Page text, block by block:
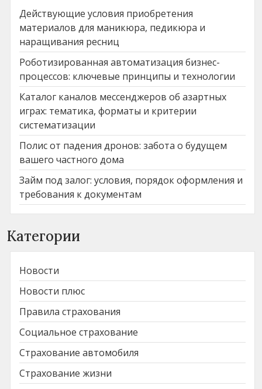
Действующие условия приобретения
материалов для маникюра, педикюра и
наращивания ресниц
Роботизированная автоматизация бизнес-
процессов: ключевые принципы и технологии
Каталог каналов мессенджеров об азартных
играх: тематика, форматы и критерии
систематизации
Полис от падения дронов: забота о будущем
вашего частного дома
Займ под залог: условия, порядок оформления и
требования к документам
Категории
Новости
Новости плюс
Правила страхования
Социальное страхование
Страхование автомобиля
Страхование жизни